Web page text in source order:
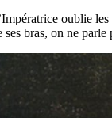
oublie
bras, on ne